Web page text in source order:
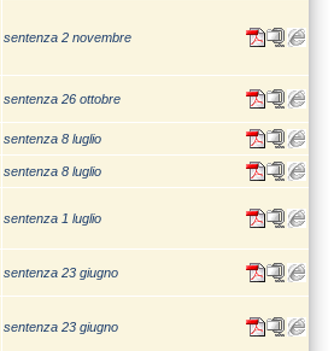
sentenza 2 novembre
sentenza 26 ottobre
sentenza 8 luglio
sentenza 8 luglio
sentenza 1 luglio
sentenza 23 giugno
sentenza 23 giugno